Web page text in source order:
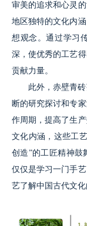
审美的追求和心灵
地区独特的文化内
想观念。通过学习
深，使优秀的工艺
贡献力量。
此外，赤壁青
断的研究探讨和专
作周期，提高了生
文化内涵，这些工
创造”的工匠精神鼓
仅仅是学习一门手
艺了解中国古代文化